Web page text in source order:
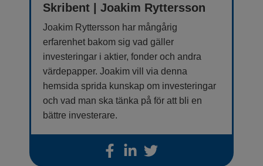
Skribent | Joakim Ryttersson
Joakim Ryttersson har mångårig
erfarenhet bakom sig vad gäller
investeringar i aktier, fonder och andra
värdepapper. Joakim vill via denna
hemsida sprida kunskap om investeringar
och vad man ska tänka på för att bli en
bättre investerare.